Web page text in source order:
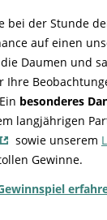
bei der Stunde
auf einen
Daumen und
Ihre
besonderes
langjährigen
sowie unserem
Gewinne.